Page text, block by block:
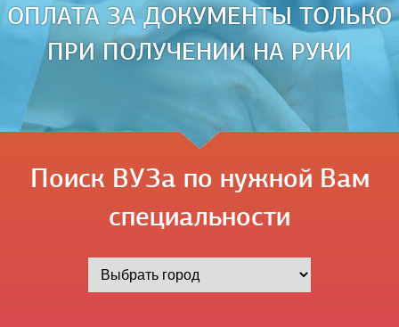
ОПЛАТА ЗА ДОКУМЕНТЫ ТОЛЬКО
ПРИ ПОЛУЧЕНИИ НА РУКИ
Поиск ВУЗа по нужной Вам
специальности